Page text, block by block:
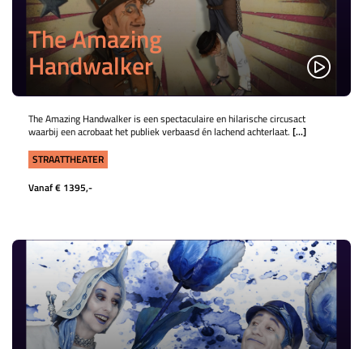
The Amazing
Handwalker
The Amazing Handwalker is een spectaculaire en hilarische circusact
waarbij een acrobaat het publiek verbaasd én lachend achterlaat. [...]
STRAATTHEATER
Vanaf € 1395,-